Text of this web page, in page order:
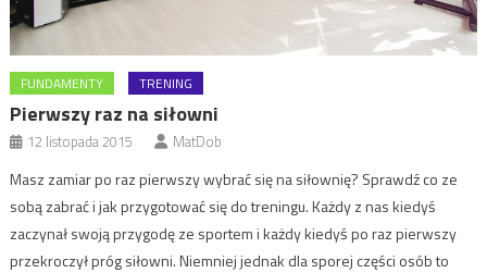
FUNDAMENTY TRENING
Pierwszy raz na siłowni
12 listopada 2015 MatDob
Masz zamiar po raz pierwszy wybrać się na siłownię? Sprawdź co ze
sobą zabrać i jak przygotować się do treningu. Każdy z nas kiedyś
zaczynał swoją przygodę ze sportem i każdy kiedyś po raz pierwszy
przekroczył próg siłowni. Niemniej jednak dla sporej części osób to